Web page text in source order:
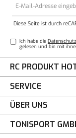
Diese Seite ist durch
Ich habe die
gelesen und bin mit
RC PRODUKT
SERVICE
ÜBER UNS
TONISPORT